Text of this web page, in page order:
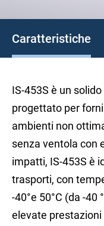
Caratteristiche
IS-453S è un
progettato per
ambienti non
senza ventola con
impatti, IS-453S è
trasporti, con
-40°e 50°C (da -40
elevate